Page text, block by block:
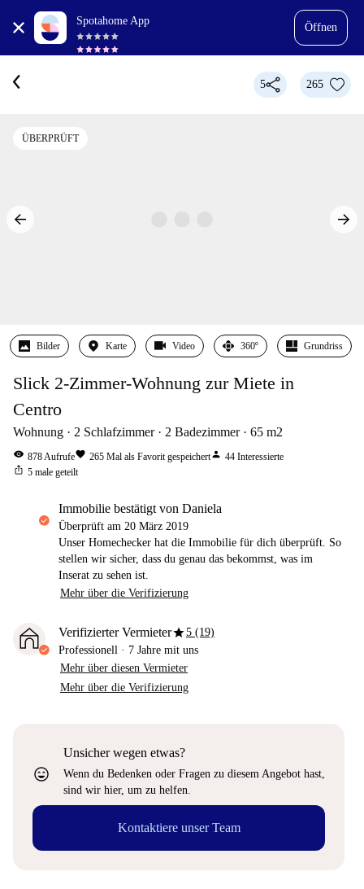
Spotahome App
Öffnen
5 265
ÜBERPRÜFT
Bilder Karte Video 360º Grundriss
Slick 2-Zimmer-Wohnung zur Miete in
Centro
Wohnung 2 Schlafzimmer 2 Badezimmer 65 m2
visibility 878Aufrufefavorite 265 Mal als Favorit gespeichertperson 44 Interessierte
ios_share 5 male geteilt
Immobilie bestätigt von Daniela
Überprüft am 20 März 2019
Unser Homechecker hat die Immobilie für dich überprüft. So
stellen wir sicher, dass du genau das bekommst, was im
Inserat zu sehen ist.
Mehr über die Verifizierung
Verifizierter Vermieterstar5 (19)
Professionell · 7 Jahre mit uns
Mehr über diesen Vermieter
Mehr über die Verifizierung
sentiment_very_satisfied
Unsicher wegen etwas?
Wenn du Bedenken oder Fragen zu diesem Angebot hast,
sind wir hier, um zu helfen.
Kontaktiere unser Team